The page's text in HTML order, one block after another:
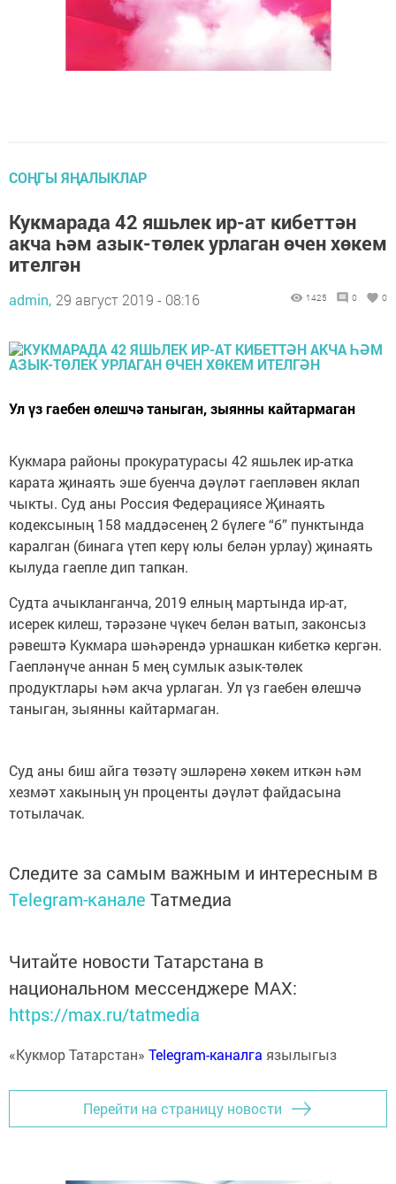
СОҢГЫ ЯҢАЛЫКЛАР
Кукмарада 42 яшьлек ир-ат кибеттән
акча һәм азык-төлек урлаган өчен хөкем
ителгән
admin, 29 август 2019 - 08:16 1425 0 0
Ул үз гаебен өлешчә таныган, зыянны кайтармаган
Кукмара районы прокуратурасы 42 яшьлек ир-атка
карата җинаять эше буенча дәүләт гаепләвен яклап
чыкты. Суд аны Россия Федерациясе Җинаять
кодексының 158 маддәсенең 2 бүлеге “б” пунктында
каралган (бинага үтеп керү юлы белән урлау) җинаять
кылуда гаепле дип тапкан.
Судта ачыкланганча, 2019 елның мартында ир-ат,
исерек килеш, тәрәзәне чүкеч белән ватып, законсыз
рәвештә Кукмара шәһәрендә урнашкан кибеткә кергән.
Гаепләнүче аннан 5 мең сумлык азык-төлек
продуктлары һәм акча урлаган. Ул үз гаебен өлешчә
таныган, зыянны кайтармаган.
Суд аны биш айга төзәтү эшләренә хөкем иткән һәм
хезмәт хакының ун проценты дәүләт файдасына
тотылачак.
Следите за самым важным и интересным в
Telegram-канале Татмедиа
Читайте новости Татарстана в
национальном мессенджере MАХ:
https://max.ru/tatmedia
«Кукмор Татарстан» Telegram-каналга язылыгыз
Перейти на страницу новости